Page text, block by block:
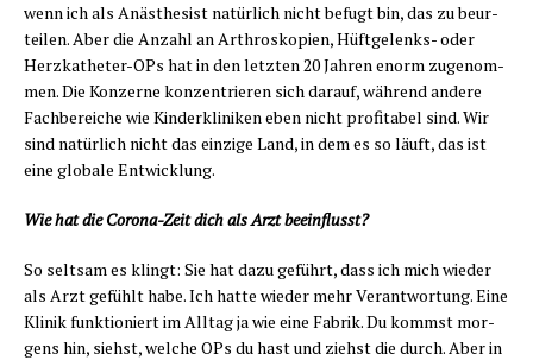
wenn ich als Anäs­the­sist natür­lich nicht befugt bin, das zu beur­
tei­len. Aber die Anzahl an Arthro­sko­pien, Hüft­ge­lenks- oder
Herz­ka­the­ter-OPs hat in den letz­ten 20 Jah­ren enorm zuge­nom­
men. Die Kon­zer­ne kon­zen­trie­ren sich dar­auf, wäh­rend ande­re
Fach­be­rei­che wie Kin­der­kli­ni­ken eben nicht pro­fi­ta­bel sind. Wir
sind natür­lich nicht das ein­zi­ge Land, in dem es so läuft, das ist
eine glo­ba­le Entwicklung.
Wie hat die Coro­na-Zeit dich als Arzt beeinflusst?
So selt­sam es klingt: Sie hat dazu geführt, dass ich mich wie­der
als Arzt gefühlt habe. Ich hat­te wie­der mehr Ver­ant­wor­tung. Eine
Kli­nik funk­tio­niert im All­tag ja wie eine Fabrik. Du kommst mor­
gens hin, siehst, wel­che OPs du hast und ziehst die durch. Aber in